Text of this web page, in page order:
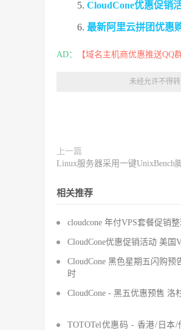
CloudCone优惠促销
最新阿里云拼团优惠
AD： 【域名主机商优惠推送QQ群
未经允许不得转
上一篇
Linux服务器采用一键UnixBench
相关推荐
cloudcone 年付VPS套餐促销
CloudCone优惠促销活动 美国
CloudCone 黑色星期五闪购
时
CloudCone - 黑五优惠预售 洛
TOTOTel优惠码 - 香港/日本/